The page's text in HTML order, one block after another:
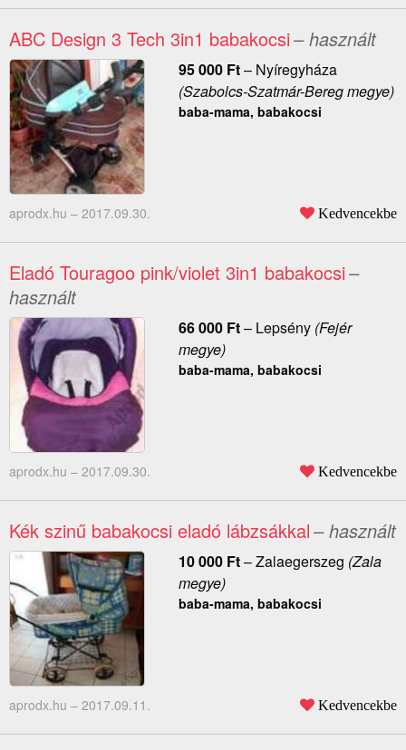
ABC Design 3 Tech 3in1 babakocsi– használt
95 000 Ft– Nyíregyháza
(Szabolcs-Szatmár-Bereg megye)
baba-mama, babakocsi
aprodx.hu – 2017.09.30. Kedvencekbe
Eladó Touragoo pink/violet 3in1 babakocsi–
használt
66 000 Ft– Lepsény(Fejér
megye)
baba-mama, babakocsi
aprodx.hu – 2017.09.30. Kedvencekbe
Kék szinű babakocsi eladó lábzsákkal– használt
10 000 Ft–Zalaegerszeg (Zala
megye)
baba-mama, babakocsi
aprodx.hu – 2017.09.11. Kedvencekbe